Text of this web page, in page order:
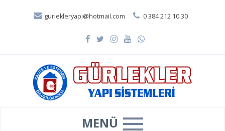
gurlekleryapi@hotmail.com 0 384 212 10 30
MENÜ